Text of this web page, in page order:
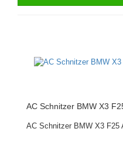
AC Schnitzer BMW X3
AC Schnitzer BMW X3 F25